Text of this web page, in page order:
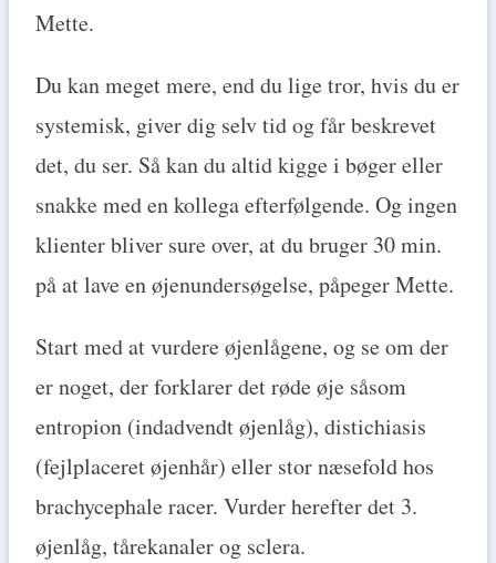
Mette.
Du kan meget mere, end du lige tror, hvis du er
systemisk, giver dig selv tid og får beskrevet
det, du ser. Så kan du altid kigge i bøger eller
snakke med en kollega efterfølgende. Og ingen
klienter bliver sure over, at du bruger 30 min.
på at lave en øjenundersøgelse, påpeger Mette.
Start med at vurdere øjenlågene, og se om der
er noget, der forklarer det røde øje såsom
entropion (indadvendt øjenlåg), distichiasis
(fejlplaceret øjenhår) eller stor næsefold hos
brachycephale racer. Vurder herefter det 3.
øjenlåg, tårekanaler og sclera.